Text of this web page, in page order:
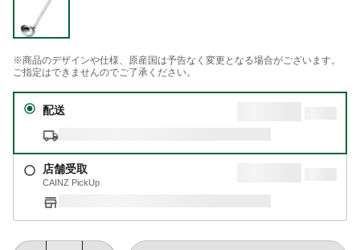
※商品のデザインや仕様、原産国は予告なく変更となる場合がございます。
ご指定はできませんのでご了承ください。
配送
店舗受取
CAINZ PickUp